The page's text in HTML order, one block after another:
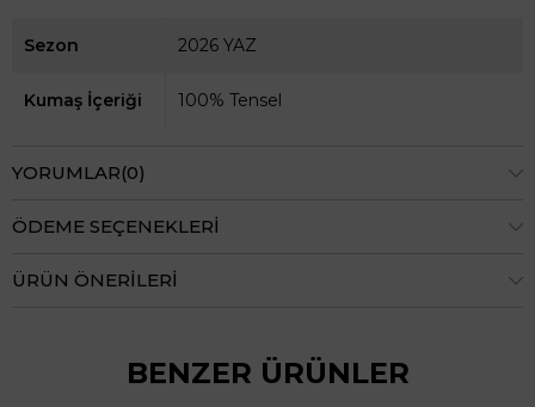
Sezon 2026 YAZ
Kumaş İçeriği 100% Tensel
YORUMLAR(0)
ÖDEME SEÇENEKLERI
ÜRÜN ÖNERILERI
BENZER ÜRÜNLER